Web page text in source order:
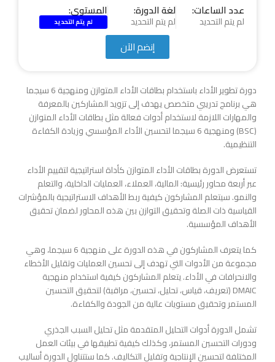
دورة تطوير الأداء باستخدام بطاقات الأداء المتوازن ومنهجية 6 سيجما
هي برنامج تدريبي متخصص يهدف إلى تزويد المشاركين بالمعرفة
والمهارات اللازمة لاستخدام أدوات فعالة مثل بطاقات الأداء المتوازن
(BSC) ومنهجية 6 سيجما لتحسين الأداء المؤسسي وزيادة الكفاءة
التنظيمية.
تستعرض الدورة بطاقات الأداء المتوازن كأداة استراتيجية لتقييم الأداء
عبر أربعة محاور رئيسية: المالية، العملاء، العمليات الداخلية، والتعلم
والنمو. سيتعلم المشاركون كيفية ربط الأهداف الاستراتيجية بالمؤشرات
القياسية ذات الصلة وتحقيق التوازن بين هذه المحاور لضمان تحقيق
الأهداف المؤسسية.
كما يتعرف المشاركون في هذه الدورة على منهجية 6 سيجما، وهي
مجموعة من الأدوات التي تهدف إلى تحسين العمليات وتقليل الأخطاء
والانحرافات في الأداء. يتعلم المشاركون كيفية استخدام منهجية
DMAIC (تعريف، قياس، تحليل، تحسين، مراقبة) لتحقيق التحسين
المستمر وتحقيق مستويات عالية من الجودة والكفاءة.
تشمل الدورة أدوات التحليل المتقدمة مثل تحليل السبب الجذري
ودورات التحسين المستمر، وكذلك كيفية تطبيقها في بيئات العمل
المختلفة لتحسين الإنتاجية وتقليل التكاليف. كما ستتناول الدورة أساليب
عدد الساعات:
لم يتم التحديد
لغة الدورة:
لم يتم التحديد
المستوى:
لم يتم التحديد
إنضم الآن